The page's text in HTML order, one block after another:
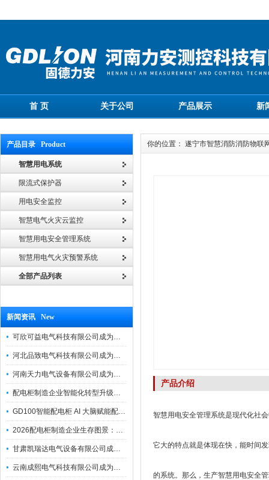
首 页 关于公司 产品展示 新
产品目录 Product
智慧用电系统
限流式保护器
用电安全监控
智慧电气火灾云监控
智慧用电安全管理系统
智慧用电气火灾预警系统
全部产品列表
新闻资讯 New
可欣可益电气科技有限公司成为力安电易云战略合作伙伴，共创智能配电新未来
河北品致电气科技有限公司成为力安电易云战略合作伙伴，共创智能配电新未来
河南天力电气设备有限公司成为力安电易云战略合作伙伴，共创智能配电新未来
配电柜制造企业智能化转型升级研讨会在力安成功举办
GD100智能配电柜 AI 大脑赋能配电柜制造企业高压一键顺控！
2026配电柜制造企业生存图景：市场、政策与智能化转型路径
甘肃凯瑞达电气设备有限公司成为电易云战略合作伙伴，共创智能配电新未来
云南成熙电气科技有限公司成为力安电易云战略合作伙伴，共创智能配电新未来
你的位置： 遂宁市智慧消防消防物联
产品介绍
智慧用电安全管理系统是现代化社
它大的特点就是体现在快，能时间
的系统。那么，生产智慧用电安全